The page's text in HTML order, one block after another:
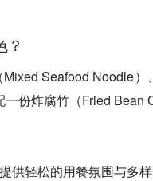
？
Seafood Noodle
份炸腐竹（Fried Bean
供轻松的用餐氛围与多